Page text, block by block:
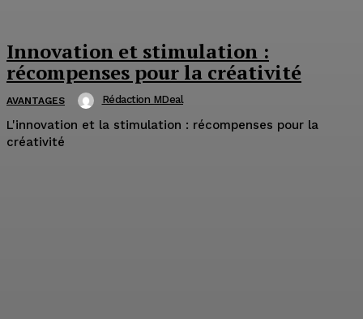
Innovation et stimulation :
récompenses pour la créativité
AVANTAGES Rédaction MDeal
L'innovation et la stimulation : récompenses pour la
créativité